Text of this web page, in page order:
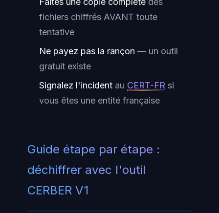
fichiers chiffrés AVANT toute
tentative
Ne payez pas la rançon — un outil
gratuit existe
Signalez l'incident au CERT-FR si
vous êtes une entité française
Guide étape par étape :
déchiffrer avec l'outil
CERBER V1